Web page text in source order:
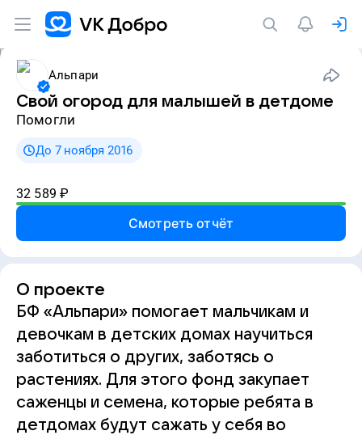
Альпари
Свой огород для малышей в детдоме
Помогли
До 7 ноября 2016
32 589 ₽
Смотреть отчёт
О проекте
БФ «Альпари» помогает мальчикам и
девочкам в детских домах научиться
заботиться о других, заботясь о
растениях. Для этого фонд закупает
саженцы и семена, которые ребята в
детдомах будут сажать у себя во